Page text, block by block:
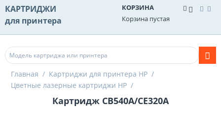
КАРТРИДЖИ
для принтера
КОРЗИНА
Корзина пустая
Главная / Картриджи для принтера HP /
Цветные лазерные картриджи HP /
Картридж CB540A/CE320A